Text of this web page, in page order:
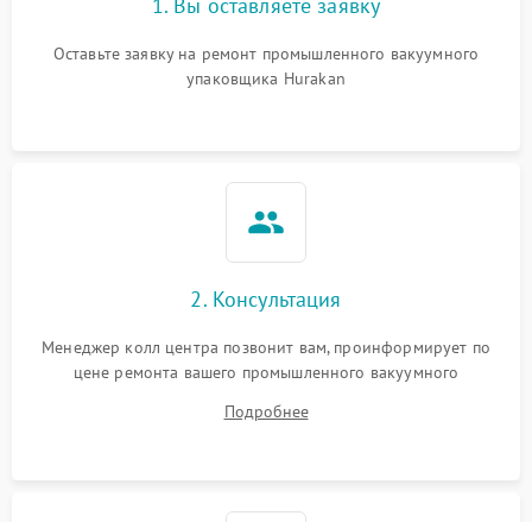
Оставьте заявку на ремонт промышленного вакуумного
упаковщика Hurakan
2. Консультация
Менеджер колл центра позвонит вам, проинформирует по
цене ремонта вашего промышленного вакуумного
Подробнее